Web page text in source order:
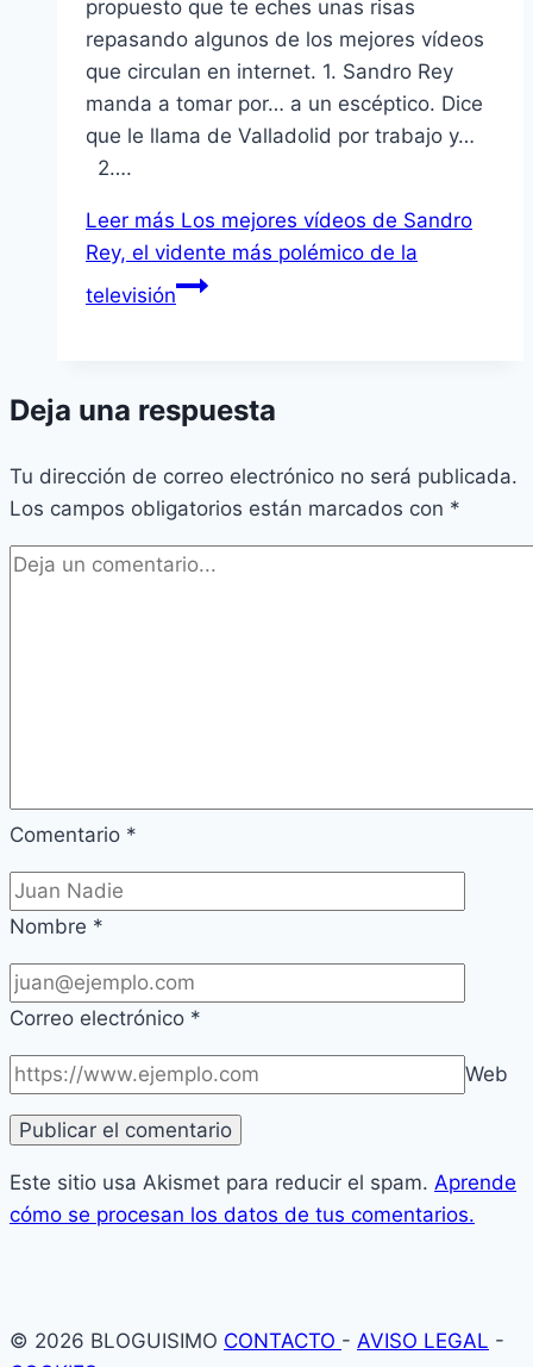
propuesto que te eches unas risas
repasando algunos de los mejores vídeos
que circulan en internet. 1. Sandro Rey
manda a tomar por… a un escéptico. Dice
que le llama de Valladolid por trabajo y…
2….
Leer más Los mejores vídeos de Sandro
Rey, el vidente más polémico de la
televisión
Deja una respuesta
Tu dirección de correo electrónico no será publicada.
Los campos obligatorios están marcados con *
Comentario *
Nombre *
Correo electrónico *
Web
Este sitio usa Akismet para reducir el spam. Aprende
cómo se procesan los datos de tus comentarios.
© 2026 BLOGUISIMO CONTACTO - AVISO LEGAL -